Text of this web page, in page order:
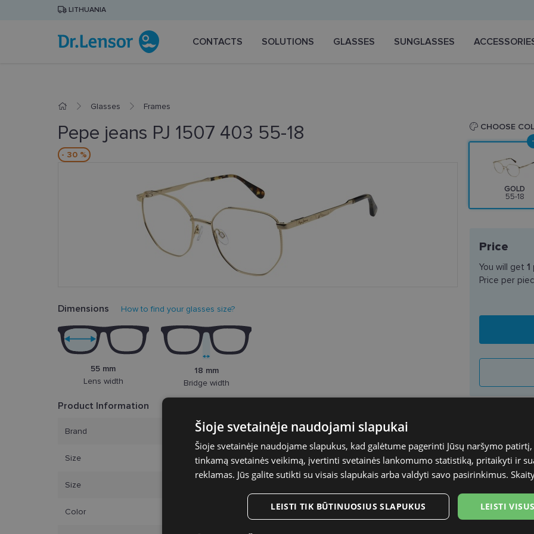
LITHUANIA
CONTACTS SOLUTIONS GLASSES SUNGLASSES
Glasses Frames
Pepe jeans PJ 1507 403 55-18
- 30 %
Dimensions How to find your glasses size?
55 mm
Lens width
18 mm
Bridge width
Product Information
Brand PEPE JEANS
Size 55-18
Size
Color gold
CHOOSE
GOLD
55-18
Price
You will get 1
Price per
SHIPPING
Shop LT
Venipak
Šioje svetainėje naudojami slapukai
Šioje svetainėje naudojame slapukus, kad galėtume pagerinti Jūsų naršymo
tinkamą svetainės veikimą, įvertinti svetainės lankomumo statistiką, pritaikyti ir
reklamas. Jūs galite sutikti su visais slapukais arba valdyti savo pasirinkimus.
LEISTI
LEISTI TIK BŪTINUOSIUS SLAPUKUS